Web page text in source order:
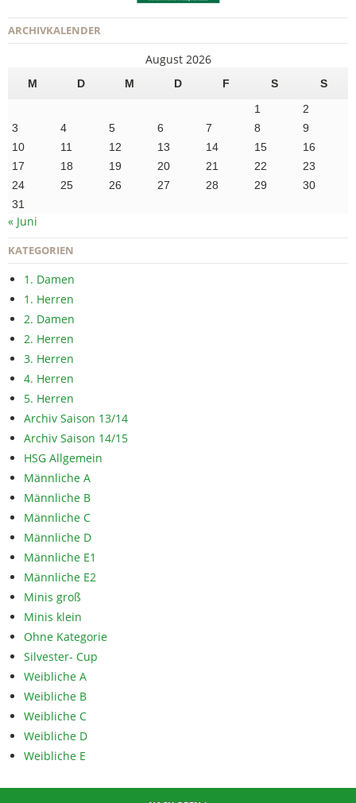
ARCHIVKALENDER
August 2026
M D M D F S
S
1
2
3
4 5 6 7 8
9
10
11 12 13 14 15
16
17
18 19 20 21 22
23
24
25 26 27 28 29
30
31
« Juni
KATEGORIEN
1. Damen
1. Herren
2. Damen
2. Herren
3. Herren
4. Herren
5. Herren
Archiv Saison 13/14
Archiv Saison 14/15
HSG Allgemein
Männliche A
Männliche B
Männliche C
Männliche D
Männliche E1
Männliche E2
Minis groß
Minis klein
Ohne Kategorie
Silvester- Cup
Weibliche A
Weibliche B
Weibliche C
Weibliche D
Weibliche E